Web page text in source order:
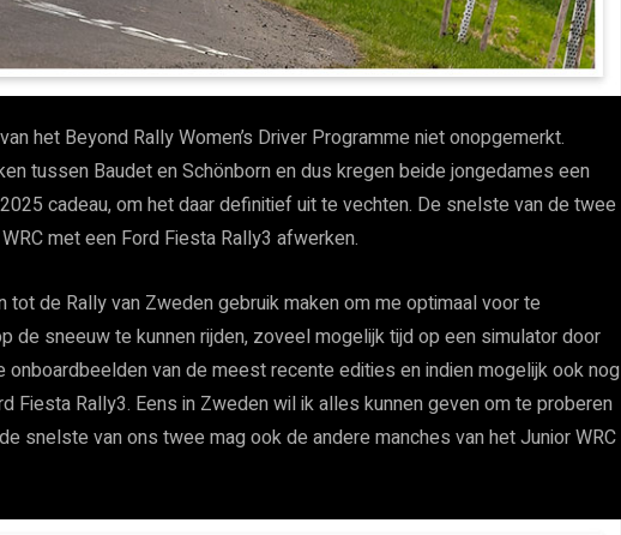
het Beyond Rally Women’s Driver Programme niet onopgemerkt.
tussen Baudet en Schönborn en dus kregen beide jongedames een
cadeau, om het daar definitief uit te vechten. De snelste van de twee
met een Ford Fiesta Rally3 afwerken.
tot de Rally van Zweden gebruik maken om me optimaal voor te
de sneeuw te kunnen rijden, zoveel mogelijk tijd op een simulator door
onboardbeelden van de meest recente edities en indien mogelijk ook nog
Fiesta Rally3. Eens in Zweden wil ik alles kunnen geven om te proberen
snelste van ons twee mag ook de andere manches van het Junior WRC